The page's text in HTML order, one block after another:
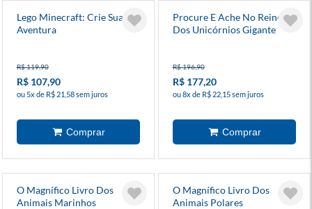
Lego Minecraft: Crie Sua
Aventura
R$ 119,90
R$ 107,90
ou 5x de R$ 21,58 sem juros
Procure E Ache No Reino
Dos Unicórnios Gigante
R$ 196,90
R$ 177,20
ou 8x de R$ 22,15 sem juros
O Magnífico Livro Dos
Animais Marinhos
O Magnífico Livro Dos
Animais Polares